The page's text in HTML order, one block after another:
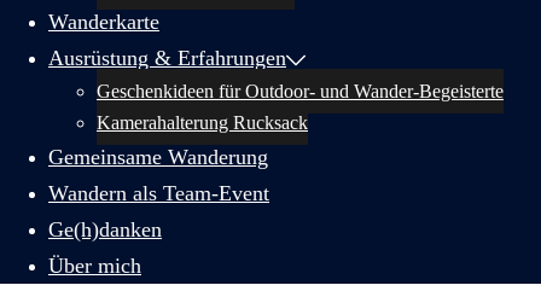
Wanderkarte
Ausrüstung & Erfahrungen
Geschenkideen für Outdoor- und Wander-Begeisterte
Kamerahalterung Rucksack
Gemeinsame Wanderung
Wandern als Team-Event
Ge(h)danken
Über mich